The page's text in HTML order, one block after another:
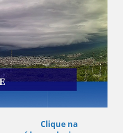
Clique na